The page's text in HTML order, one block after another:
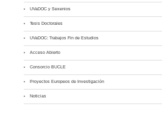
UVaDOC y Sexenios
Tesis Doctorales
UVaDOC: Trabajos Fin de Estudios
Acceso Abierto
Consorcio BUCLE
Proyectos Europeos de Investigación
Noticias